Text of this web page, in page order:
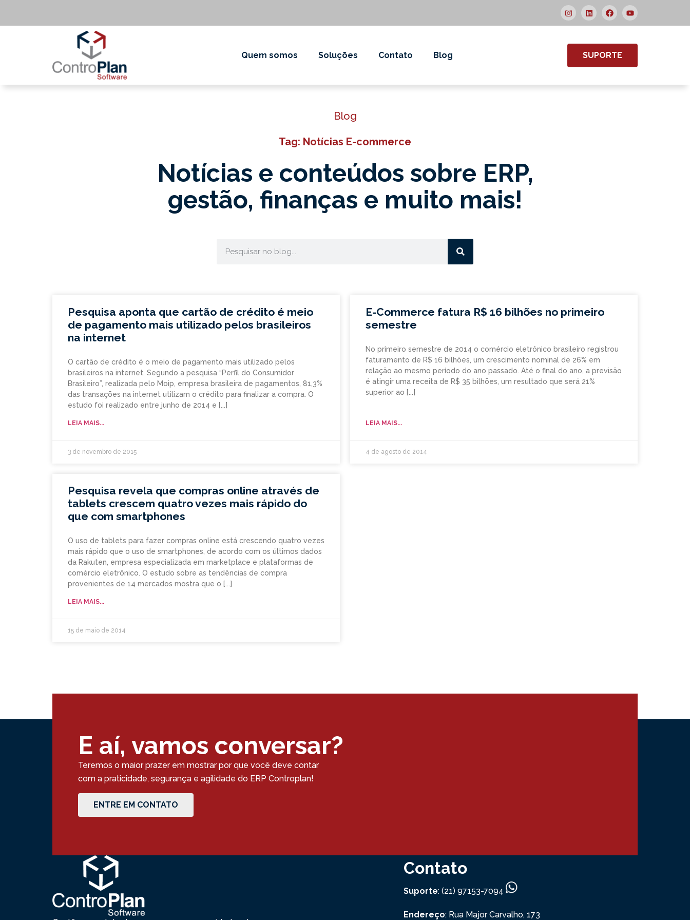
Quem somos Soluções Contato Blog SUPORTE
Blog
Tag: Notícias E-commerce
Notícias e conteúdos sobre ERP,
gestão, finanças e muito mais!
Pesquisa aponta que cartão de crédito é meio
de pagamento mais utilizado pelos brasileiros
na internet
O cartão de crédito é o meio de pagamento mais utilizado pelos
brasileiros na internet. Segundo a pesquisa “Perfil do Consumidor
Brasileiro”, realizada pelo Moip, empresa brasileira de pagamentos, 81,3%
das transações na internet utilizam o crédito para finalizar a compra. O
estudo foi realizado entre junho de 2014 e
LEIA MAIS...
3 de novembro de 2015
E-Commerce fatura R$ 16 bilhões no primeiro
semestre
No primeiro semestre de 2014 o comércio eletrônico brasileiro registrou
faturamento de R$ 16 bilhões, um crescimento nominal de 26% em
relação ao mesmo período do ano passado. Até o final do ano, a previsão
é atingir uma receita de R$ 35 bilhões, um resultado que será 21%
superior ao
LEIA MAIS...
4 de agosto de 2014
Pesquisa revela que compras online através de
tablets crescem quatro vezes mais rápido do
que com smartphones
O uso de tablets para fazer compras online está crescendo quatro vezes
mais rápido que o uso de smartphones, de acordo com os últimos dados
da Rakuten, empresa especializada em marketplace e plataformas de
comércio eletrônico. O estudo sobre as tendências de compra
provenientes de 14 mercados mostra que o
LEIA MAIS...
15 de maio de 2014
E aí, vamos conversar?
Teremos o maior prazer em mostrar por que você deve contar
com a praticidade, segurança e agilidade do ERP Controplan!
ENTRE EM CONTATO
Contato
Suporte: (21) 97153-7094
Endereço: Rua Major Carvalho, 173